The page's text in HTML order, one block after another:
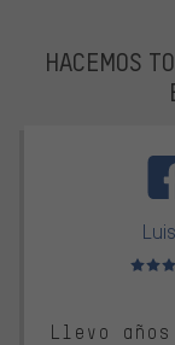
HACEMOS
Llevo años